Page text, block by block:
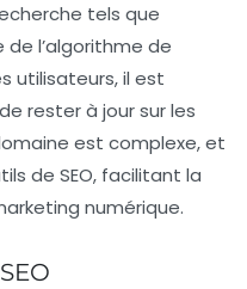
tels que
de l’algorithme de
utilisateurs, il est
rester à jour sur les
est complexe, et
de SEO, facilitant la
numérique.